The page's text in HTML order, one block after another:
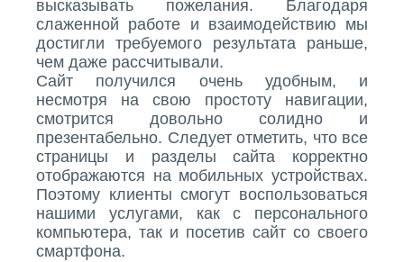
высказывать пожелания. Благодаря
слаженной работе и взаимодействию мы
достигли требуемого результата раньше,
чем даже рассчитывали.
Сайт получился очень удобным, и
несмотря на свою простоту навигации,
смотрится довольно солидно и
презентабельно. Следует отметить, что все
страницы и разделы сайта корректно
отображаются на мобильных устройствах.
Поэтому клиенты смогут воспользоваться
нашими услугами, как с персонального
компьютера, так и посетив сайт со своего
смартфона.